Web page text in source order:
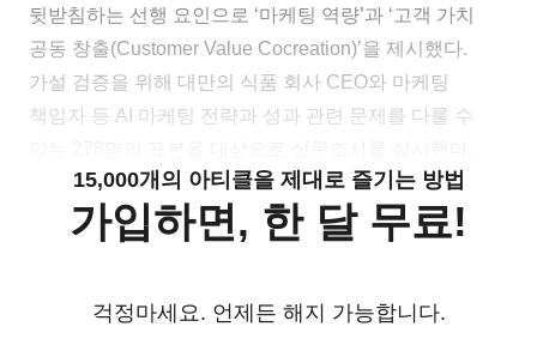
뒷받침하는 선행 요인으로 ‘마케팅 역량’과 ‘고객 가치
공동 창출(Customer Value Cocreation)’을 제시했다.
가설 검증을 위해 대만의 식품 회사 CEO와 마케팅
책임자 등 AI 마케팅 전략과 성과 관련 문제를 다룰 수
15,000개의 아티클을 제대로 즐기는 방법
가입하면, 한 달 무료!
걱정마세요. 언제든 해지 가능합니다.